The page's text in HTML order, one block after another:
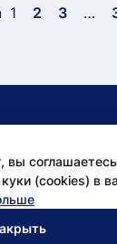
1 2 3 …
вы
(cookies) в